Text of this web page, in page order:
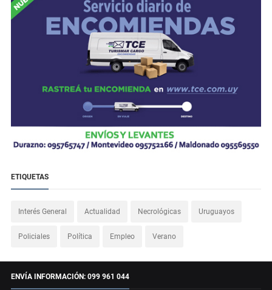
ETIQUETAS
Interés General Actualidad Necrológicas Uruguayos
Policiales Política Empleo Verano
ENVÍA INFORMACIÓN: 099 961 044